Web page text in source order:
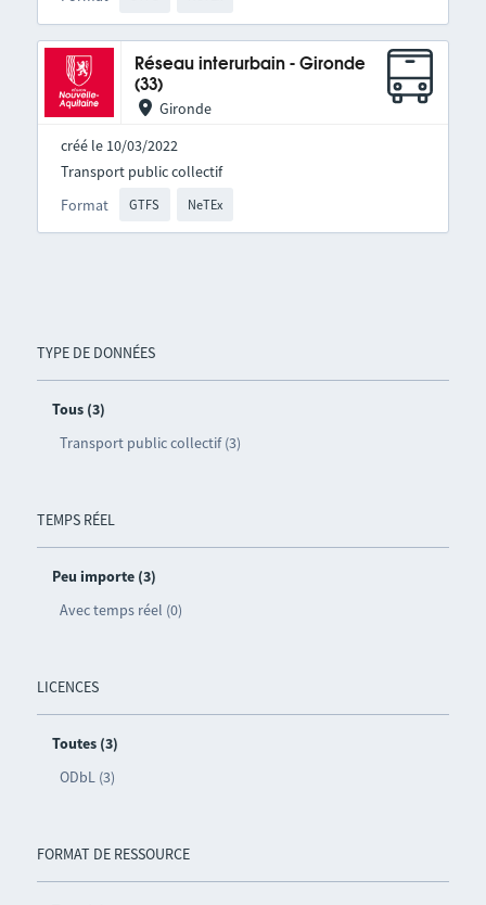
TYPE DE DONNÉES
Tous (3)
Transport public collectif (3)
TEMPS RÉEL
Peu importe (3)
Avec temps réel (0)
LICENCES
Toutes (3)
ODbL (3)
FORMAT DE RESSOURCE
Réseau interurbain - Gironde
(33)
Gironde
créé le 10/03/2022
Format GTFS NeTEx
Transport public collectif